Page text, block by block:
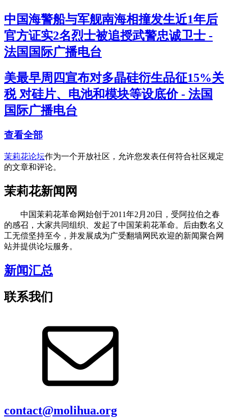
中国海警船与军舰南海相撞发生近1年后
官方证实2名烈士被追授武警忠诚卫士 -
法国国际广播电台
美最早周四宣布对多晶硅衍生品征15%关
税 对硅片、电池和模块等设底价 - 法国
国际广播电台
查看全部
茉莉花论坛作为一个开放社区，允许您发表任何符合社区规定
的文章和评论。
茉莉花新闻网
中国茉莉花革命网始创于2011年2月20日，受阿拉伯之春
的感召，大家共同组织、发起了中国茉莉花革命。后由数名义
工无偿坚持至今，并发展成为广受翻墙网民欢迎的新闻聚合网
站并提供论坛服务。
新闻汇总
联系我们
contact@molihua.org